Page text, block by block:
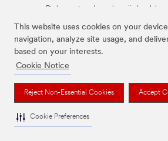
This website uses cookies on your
navigation, analyze site usage, and
based on your interests.
Cookie Notice
Reject Non-Essential Cookies Accept
Cookie Preferences
De bovenstaande merken zijn